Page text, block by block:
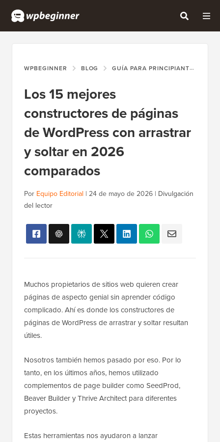
WPBEGINNER BLOG GUÍA PARA PRINCIPIANTES
Los 15 mejores
constructores de páginas
de WordPress con arrastrar
y soltar en 2026
comparados
Por Equipo Editorial | 24 de mayo de 2026 | Divulgación
del lector
Muchos propietarios de sitios web quieren crear
páginas de aspecto genial sin aprender código
complicado. Ahí es donde los constructores de
páginas de WordPress de arrastrar y soltar resultan
útiles.
Nosotros también hemos pasado por eso. Por lo
tanto, en los últimos años, hemos utilizado
complementos de page builder como SeedProd,
Beaver Builder y Thrive Architect para diferentes
proyectos.
Estas herramientas nos ayudaron a lanzar